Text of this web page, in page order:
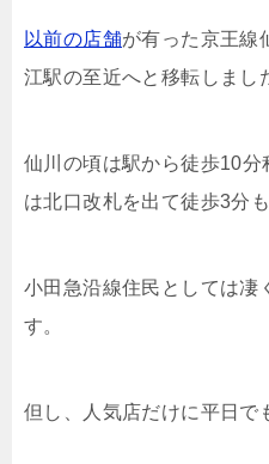
以前の店舗が有った京王線
江駅の至近へと移転しまし
仙川の頃は駅から徒歩10
は北口改札を出て徒歩3分
小田急沿線住民としては凄
す。
但し、人気店だけに平日で